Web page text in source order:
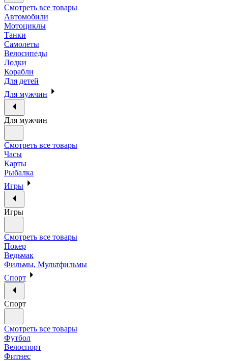
Смотреть все товары
Автомобили
Мотоциклы
Танки
Самолеты
Велосипеды
Лодки
Корабли
Для детей
Для мужчин
Для мужчин
Смотреть все товары
Часы
Карты
Рыбалка
Игры
Игры
Смотреть все товары
Покер
Ведьмак
Фильмы, Мультфильмы
Спорт
Спорт
Смотреть все товары
Футбол
Велоспорт
Фитнес